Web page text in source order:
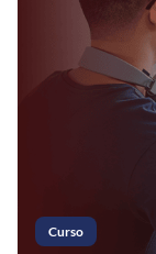
Curso